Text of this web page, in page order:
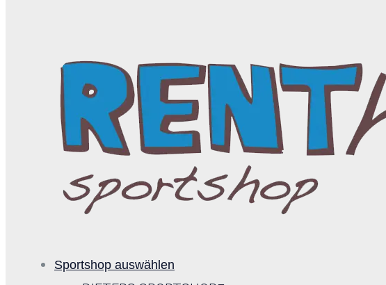
Sportshop auswählen